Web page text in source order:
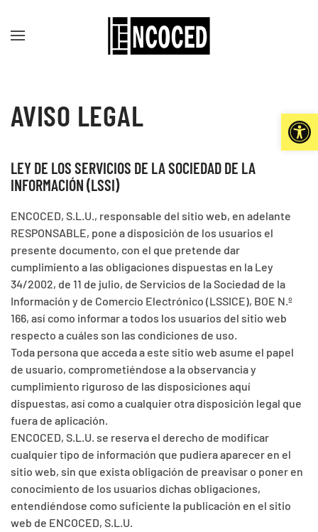
Abrir
Ir al contenido principal
AVISO LEGAL
LEY DE LOS SERVICIOS DE LA SOCIEDAD DE LA
INFORMACIÓN (LSSI)
ENCOCED, S.L.U., responsable del sitio web, en adelante
RESPONSABLE, pone a disposición de los usuarios el
presente documento, con el que pretende dar
cumplimiento a las obligaciones dispuestas en la Ley
34/2002, de 11 de julio, de Servicios de la Sociedad de la
Información y de Comercio Electrónico (LSSICE), BOE N.º
166, así como informar a todos los usuarios del sitio web
respecto a cuáles son las condiciones de uso.
Toda persona que acceda a este sitio web asume el papel
de usuario, comprometiéndose a la observancia y
cumplimiento riguroso de las disposiciones aquí
dispuestas, así como a cualquier otra disposición legal que
fuera de aplicación.
ENCOCED, S.L.U. se reserva el derecho de modificar
cualquier tipo de información que pudiera aparecer en el
sitio web, sin que exista obligación de preavisar o poner en
conocimiento de los usuarios dichas obligaciones,
entendiéndose como suficiente la publicación en el sitio
web de ENCOCED, S.L.U.